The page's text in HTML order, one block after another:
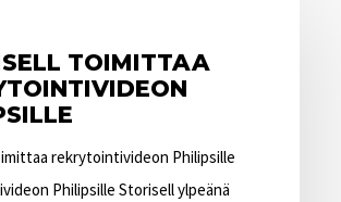
TOIMITTAA
rekrytointivideon Philipsille
Philipsille Storisell ylpeänä